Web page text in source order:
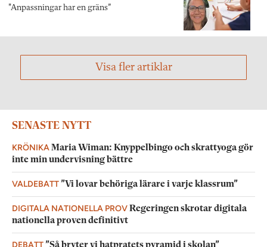
"Anpassningar har en gräns”
Visa fler artiklar
SENASTE NYTT
KRÖNIKA Maria Wiman: Knyppelbingo och skrattyoga gör
inte min undervisning bättre
VALDEBATT”Vi lovar behöriga lärare i varje klassrum”
DIGITALA NATIONELLA PROVRegeringen skrotar digitala
nationella proven definitivt
DEBATT”Så bryter vi hatpratets pyramid i skolan”